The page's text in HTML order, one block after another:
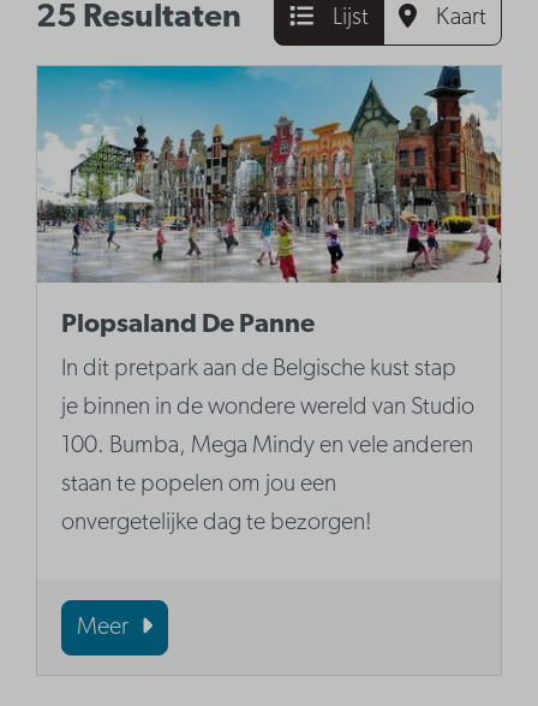
25 Resultaten Lijst Kaart
Plopsaland De Panne
In dit pretpark aan de Belgische kust stap
je binnen in de wondere wereld van Studio
100. Bumba, Mega Mindy en vele anderen
staan te popelen om jou een
onvergetelijke dag te bezorgen!
Meer